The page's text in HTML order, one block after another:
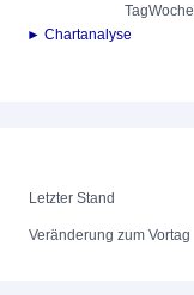
TagWoche
► Chartanalyse
Letzter Stand
Veränderung zum Vortag